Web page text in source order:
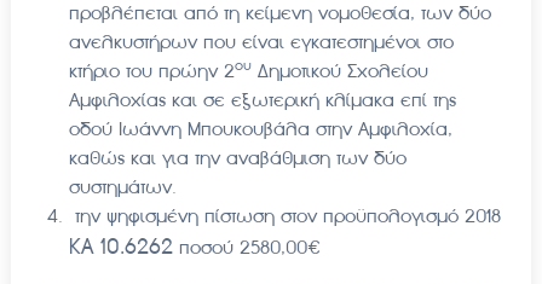
προβλέπεται από τη κείμενη νομοθεσία, των δύο
ανελκυστήρων που είναι εγκατεστημένοι στο
κτήριο του πρώην 2ουΔημοτικού Σχολείου
Αμφιλοχίας και σε εξωτερική κλίμακα επί της
οδού Ιωάννη Μπουκουβάλα στην Αμφιλοχία,
καθώς και για την αναβάθμιση των δύο
συστημάτων.
την ψηφισμένη πίστωση στον προϋπολογισμό 2018
ΚΑ 10.6262ποσού 2580,00€